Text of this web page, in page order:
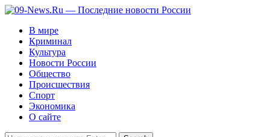
В мире
Криминал
Культура
Новости России
Общество
Происшествия
Спорт
Экономика
О сайте